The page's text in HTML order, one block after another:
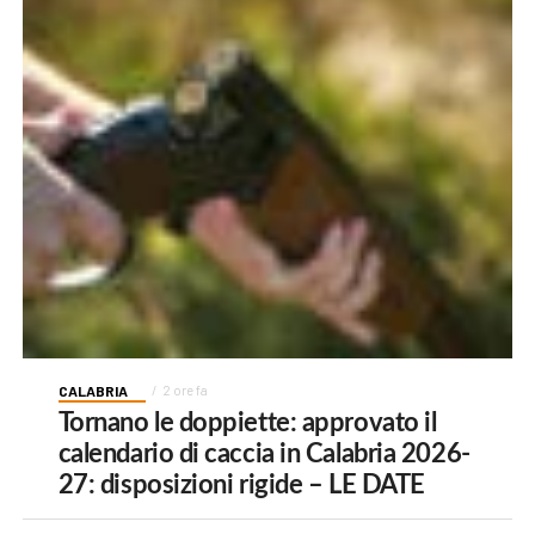
CALABRIA 2 ore fa
Tornano le doppiette: approvato il
calendario di caccia in Calabria 2026-
27: disposizioni rigide – LE DATE